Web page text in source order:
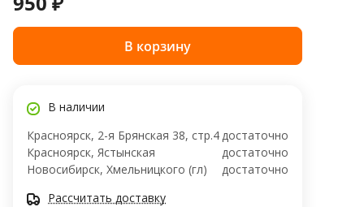
В корзину
В наличии
Красноярск, 2-я Брянская 38, стр.4достаточно
Красноярск, Ястынская
достаточно
Новосибирск, Хмельницкого (гл)
достаточно
Рассчитать доставку